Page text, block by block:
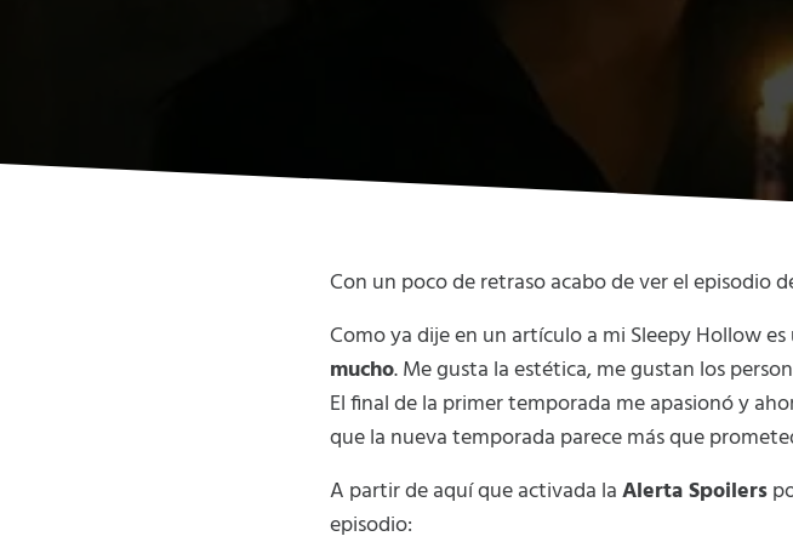
Con un poco de retraso acabo de ver el episodio
Como ya dije en un artículo a mi Sleepy Hollow
mucho. Me gusta la estética, me gustan los
El final de la primer temporada me apasionó y
que la nueva temporada parece más que
A partir de aquí que activada laAlerta Spoilers
episodio: